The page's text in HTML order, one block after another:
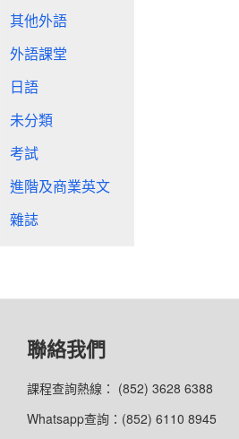
其他外語
外語課堂
日語
未分類
考試
進階及商業英文
雜誌
聯絡我們
課程查詢熱線： (852) 3628 6388
Whatsapp查詢：(852) 6110 8945